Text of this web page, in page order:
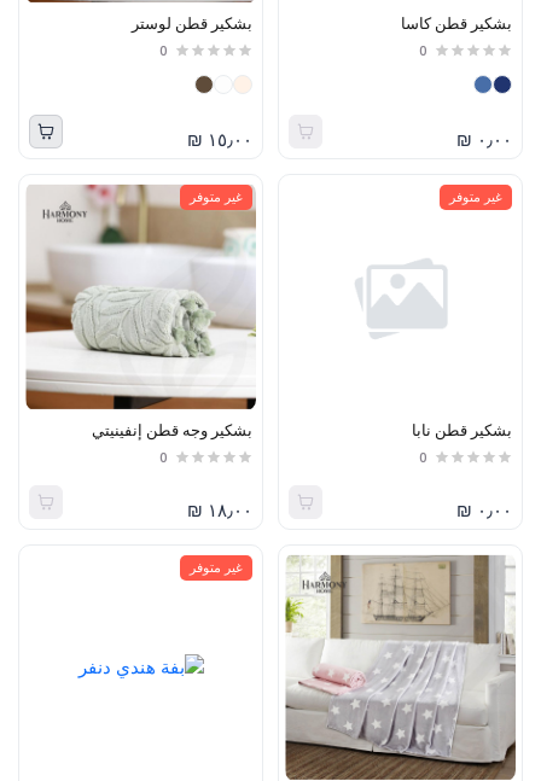
بشكير قطن كاسا
0
٠٫٠٠ ₪
بشكير قطن لوستر
0
١٥٫٠٠ ₪
غير متوفر
بشكير قطن نابا
0
٠٫٠٠ ₪
غير متوفر
بشكير وجه قطن إنفينيتي
0
١٨٫٠٠ ₪
غير متوفر